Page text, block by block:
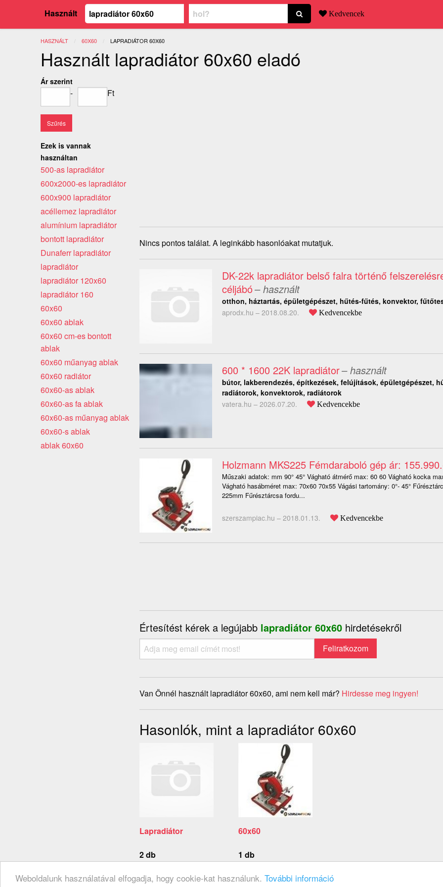
Weboldalunk használatával elfogadja, hogy cookie-kat használunk. További információ
Használt Kedvencek
HASZNÁLT 60X60 JELENLEGI:
LAPRADIÁTOR 60X60
Használt lapradiátor 60x60 eladó
Nincs pontos találat. A leginkább hasonlóakat mutatjuk.
DK-22k lapradiátor belső falra történő
céljábó– használt
otthon, háztartás, épületgépészet, hűtés-fűtés, konvektor,
aprodx.hu – 2018.08.20. Kedvencekbe
600 * 1600 22K lapradiátor– használt
bútor, lakberendezés, építkezések, felújítások, épületgépészet,
radiátorok, konvektorok, radiátorok
vatera.hu – 2026.07.20. Kedvencekbe
Holzmann MKS225 Fémdaraboló gép ár:
Műszaki adatok: mm 90° 45° Vágható átmérő max: 60 60 Vágható kocka
Vágható hasábméret max: 70x60 70x55 Vágási tartomány: 0°- 45°
225mm Fűrésztárcsa fordu...
szerszampiac.hu – 2018.01.13. Kedvencekbe
Értesítést kérek a legújabb lapradiátor 60x60 hirdetésekről
Van Önnél használt lapradiátor 60x60, ami nem kell már? Hirdesse meg ingyen!
Hasonlók, mint a lapradiátor 60x60
Lapradiátor
2 db
60x60
1 db
Ár szerint
- Ft
Ezek is vannak
használtan
500-as lapradiátor
600x2000-es lapradiátor
600x900 lapradiátor
acéllemez lapradiátor
alumínium lapradiátor
bontott lapradiátor
Dunaferr lapradiátor
lapradiátor
lapradiátor 120x60
lapradiátor 160
60x60
60x60 ablak
60x60 cm-es bontott
ablak
60x60 műanyag ablak
60x60 radiátor
60x60-as ablak
60x60-as fa ablak
60x60-as műanyag ablak
60x60-s ablak
ablak 60x60